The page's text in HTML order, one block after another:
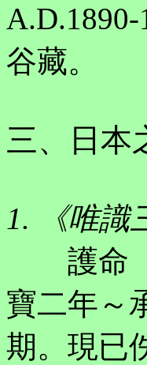
谷藏。
三、日本
1. 《唯識
護命（
寶二年～
期。現已